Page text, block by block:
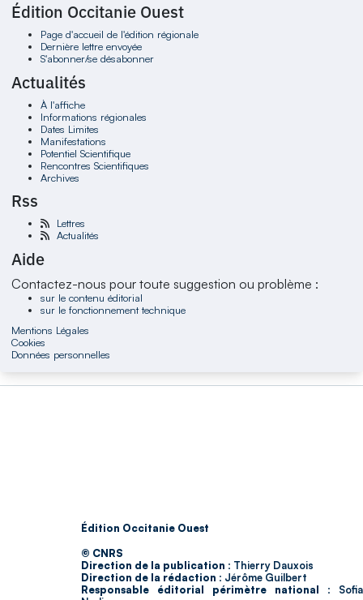
Édition Occitanie Ouest
Page d'accueil de l'édition régionale
Dernière lettre envoyée
S'abonner/se désabonner
Actualités
À l'affiche
Informations régionales
Dates Limites
Manifestations
Potentiel Scientifique
Rencontres Scientifiques
Archives
Rss
Lettres
Actualités
Aide
Contactez-nous pour toute suggestion ou problème :
sur le contenu éditorial
sur le fonctionnement technique
Mentions Légales
Cookies
Données personnelles
Édition Occitanie Ouest
© CNRS
Direction de la publication : Thierry Dauxois
Direction de la rédaction : Jérôme Guilbert
Responsable éditorial périmètre national : Sofia